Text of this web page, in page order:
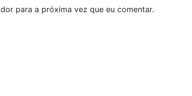
para a próxima vez que eu comentar.